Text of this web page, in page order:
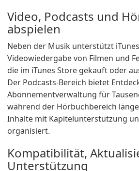
Video, Podcasts und
abspielen
Neben der Musik unterstützt
Videowiedergabe von Filmen und
die im iTunes Store gekauft oder
Der Podcasts-Bereich bietet
Abonnementverwaltung für
während der Hörbuchbereich
Inhalte mit Kapitelunterstützung
organisiert.
Kompatibilität,
Unterstützung